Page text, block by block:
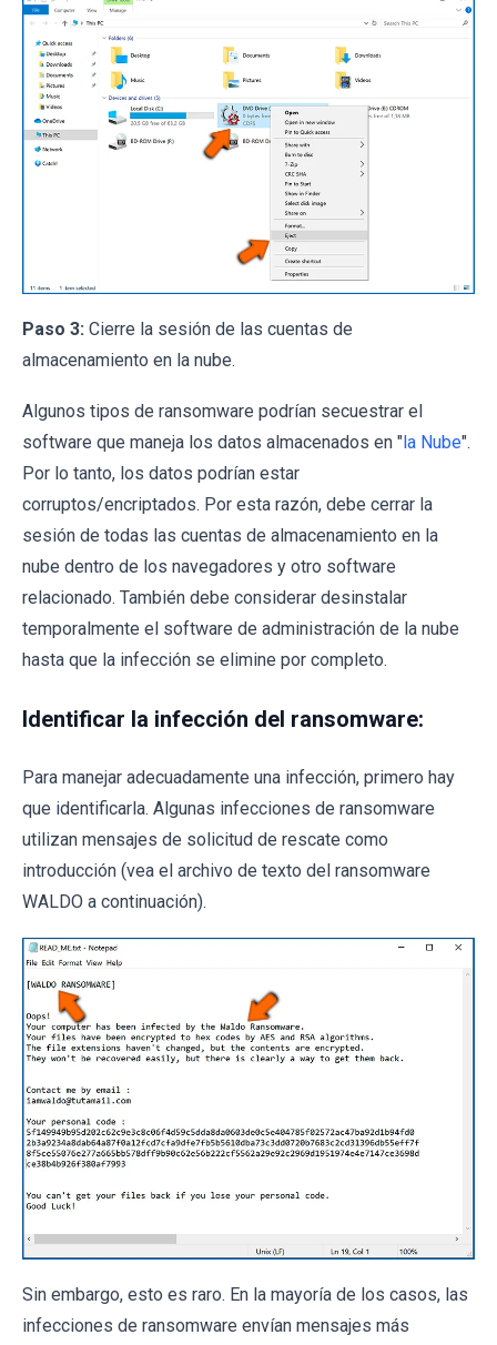
Paso 3: Cierre la sesión de las cuentas de
almacenamiento en la nube.
Algunos tipos de ransomware podrían secuestrar el
software que maneja los datos almacenados en "la Nube".
Por lo tanto, los datos podrían estar
corruptos/encriptados. Por esta razón, debe cerrar la
sesión de todas las cuentas de almacenamiento en la
nube dentro de los navegadores y otro software
relacionado. También debe considerar desinstalar
temporalmente el software de administración de la nube
hasta que la infección se elimine por completo.
Identificar la infección del ransomware:
Para manejar adecuadamente una infección, primero hay
que identificarla. Algunas infecciones de ransomware
utilizan mensajes de solicitud de rescate como
introducción (vea el archivo de texto del ransomware
WALDO a continuación).
Sin embargo, esto es raro. En la mayoría de los casos, las
infecciones de ransomware envían mensajes más